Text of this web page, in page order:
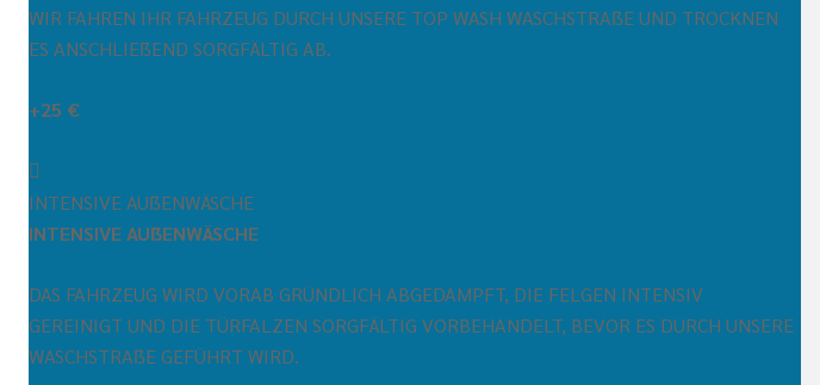
WIR FAHREN IHR FAHRZEUG DURCH UNSERE TOP WASH WASCHSTRAẞE UND TROCKNEN
ES ANSCHLIEẞEND SORGFÄLTIG AB.
+25 €
INTENSIVE AUẞENWÄSCHE
INTENSIVE AUẞENWÄSCHE
DAS FAHRZEUG WIRD VORAB GRÜNDLICH ABGEDAMPFT, DIE FELGEN INTENSIV
GEREINIGT UND DIE TÜRFALZEN SORGFÄLTIG VORBEHANDELT, BEVOR ES DURCH UNSERE
WASCHSTRAẞE GEFÜHRT WIRD.